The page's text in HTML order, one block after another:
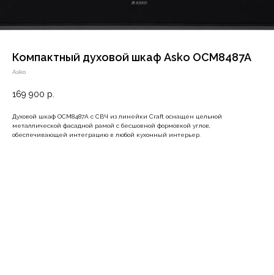
Компактный духовой шкаф Asko OCM8487A
Asko
169 900 р.
Духовой шкаф OCM8487A с СВЧ из линейки Craft оснащен цельной
металлической фасадной рамой с бесшовной формовкой углов,
обеспечивающей интеграцию в любой кухонный интерьер.